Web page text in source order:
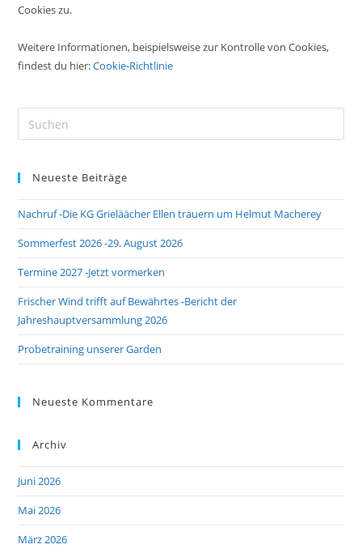
Cookies zu.
Weitere Informationen, beispielsweise zur Kontrolle von Cookies,
findest du hier:Cookie-Richtlinie
Neueste Beiträge
Nachruf -Die KG Grieläächer Ellen trauern um Helmut Macherey
Sommerfest 2026 -29. August 2026
Termine 2027 -Jetzt vormerken
Frischer Wind trifft auf Bewährtes -Bericht der
Jahreshauptversammlung 2026
Probetraining unserer Garden
Neueste Kommentare
Archiv
Juni 2026
Mai 2026
März 2026